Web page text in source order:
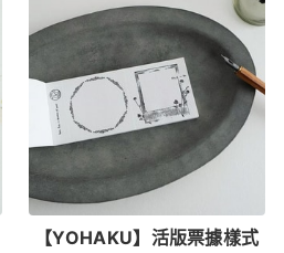
【YOHAKU】活版票據樣式